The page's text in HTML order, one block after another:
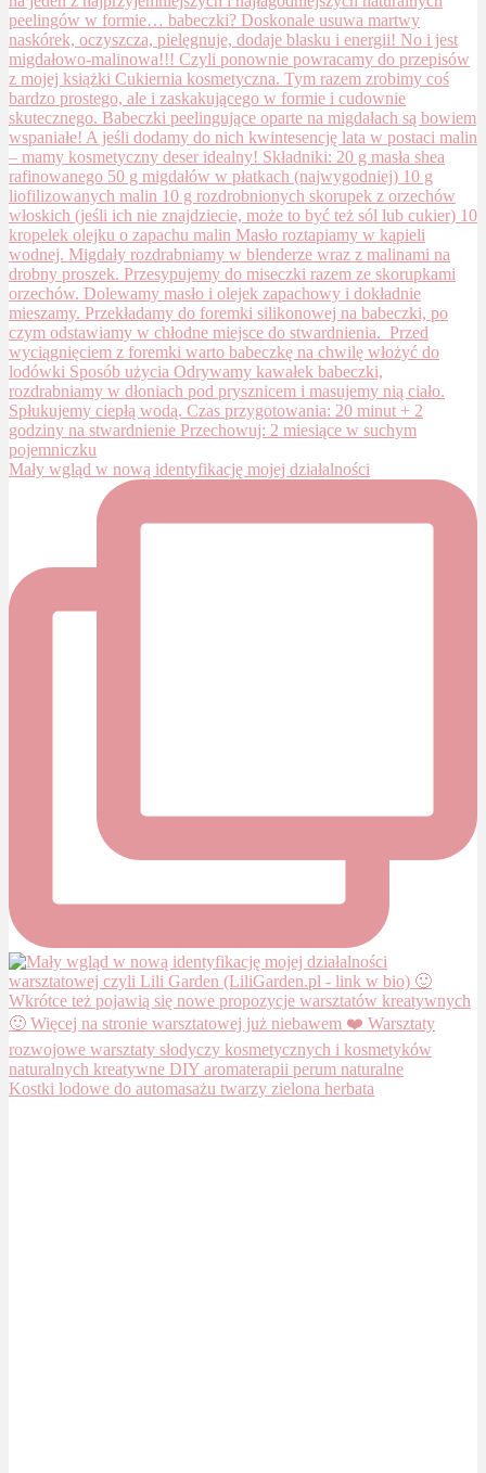
Mały wgląd w nową identyfikację mojej działalności
Kostki lodowe do automasażu twarzy zielona herbata